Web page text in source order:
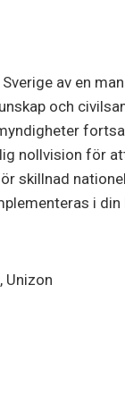
av en
och
nollvision för
skillnad
i din
Unizon